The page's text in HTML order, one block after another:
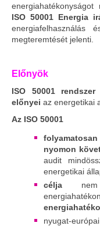
ISO 50001 Energia
energiafelhasználás
megteremtését jelenti.
Előnyök
ISO 50001
előnyei az energetikai
Az ISO 50001
folyamatosan
nyomon
audit
energetikai
célja
nyugat-